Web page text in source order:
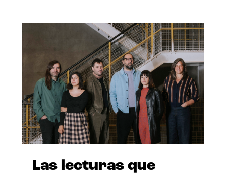
Las lecturas que